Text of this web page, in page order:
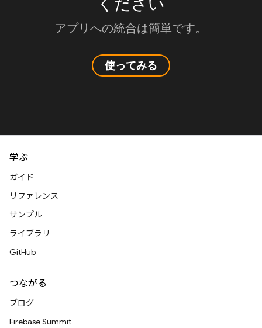
アプリへの統合は簡単です。
使ってみる
学ぶ
ガイド
リファレンス
サンプル
ライブラリ
GitHub
つながる
ブログ
Firebase Summit